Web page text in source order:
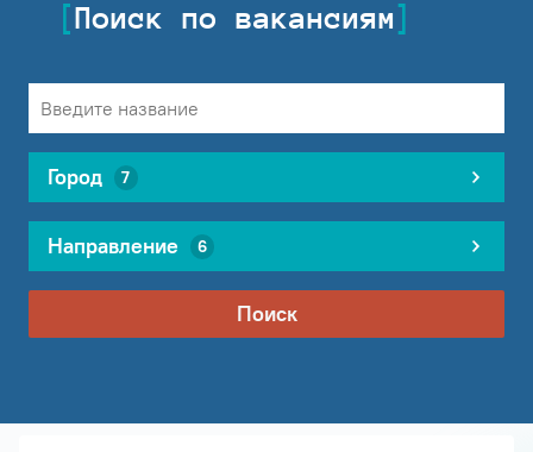
Поиск по вакансиям
Город 7
Направление 6
Поиск